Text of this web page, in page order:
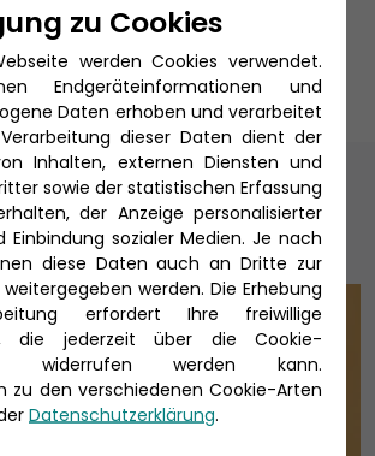
Reiseexperten
zu Cookies
werden Cookies verwendet.
Endgeräteinformationen und
Daten erhoben und verarbeitet
dieser Daten dient der
Inhalten, externen Diensten und
sowie der statistischen Erfassung
der Anzeige personalisierter
Einbindung sozialer Medien. Je nach
diese Daten auch an Dritte zur
werden. Die Erhebung
erfordert Ihre freiwillige
die jederzeit über die Cookie-
widerrufen werden kann.
zu den verschiedenen Cookie-Arten
Datenschutzerklärung.